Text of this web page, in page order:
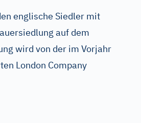
englische Siedler mit
auf dem
wird von der im Vorjahr
London Company